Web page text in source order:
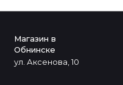
Магазин в
Обнинске
ул. Аксенова, 10